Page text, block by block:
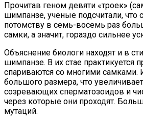
Прочитав геном девяти «троек»
шимпанзе, ученые подсчитали, что
потомству в семь-восемь раз
самки, а значит, гораздо сильнее
Объяснение биологи находят и в
шимпанзе. В их стае практикуется
спариваются со многими самками.
большого размера, что
созревающих сперматозоидов и
через которые они проходят.
мутаций.